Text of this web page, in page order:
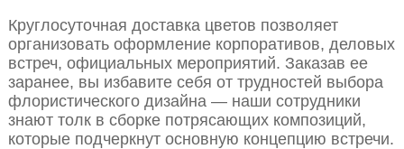
Круглосуточная доставка цветов позволяет
организовать оформление корпоративов, деловых
встреч, официальных мероприятий. Заказав ее
заранее, вы избавите себя от трудностей выбора
флористического дизайна — наши сотрудники
знают толк в сборке потрясающих композиций,
которые подчеркнут основную концепцию встречи.